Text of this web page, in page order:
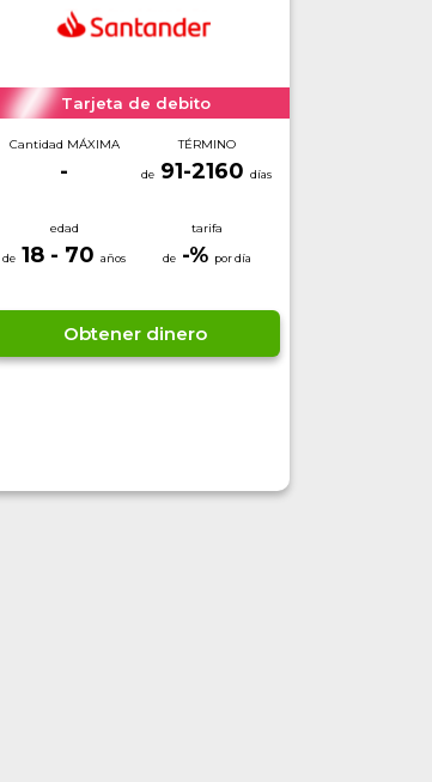
Tarjeta de debito
Cantidad MÁXIMA
-
TÉRMINO
91-2160
edad
18 - 70
tarifa
-%
Obtener dinero